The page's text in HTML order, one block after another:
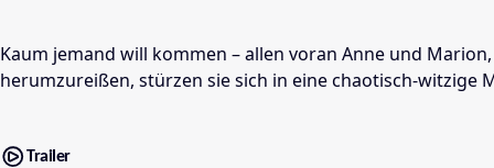
Kaum jemand will kommen – allen voran Anne und
herumzureißen, stürzen sie sich in eine chaotisch-witzige
Trailer